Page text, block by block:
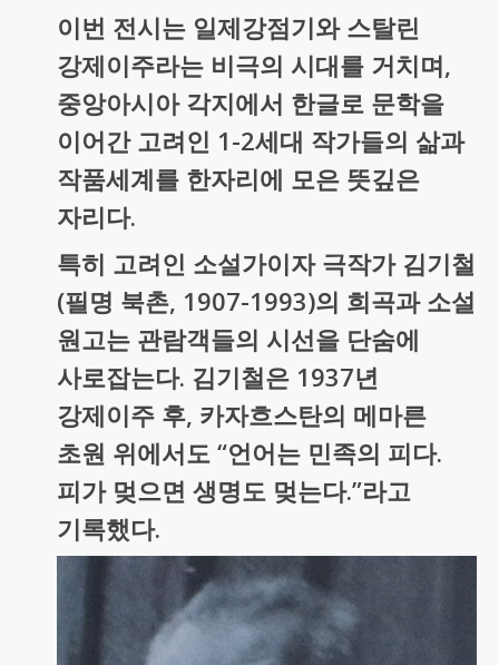
이번 전시는 일제강점기와 스탈린
강제이주라는 비극의 시대를 거치며,
중앙아시아 각지에서 한글로 문학을
이어간 고려인 1-2세대 작가들의 삶과
작품세계를 한자리에 모은 뜻깊은
자리다.
특히 고려인 소설가이자 극작가 김기철
(필명 북촌, 1907-1993)의 희곡과 소설
원고는 관람객들의 시선을 단숨에
사로잡는다. 김기철은 1937년
강제이주 후, 카자흐스탄의 메마른
초원 위에서도 “언어는 민족의 피다.
피가 멎으면 생명도 멎는다.”라고
기록했다.